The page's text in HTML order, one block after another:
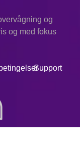
og
og med fokus
Support